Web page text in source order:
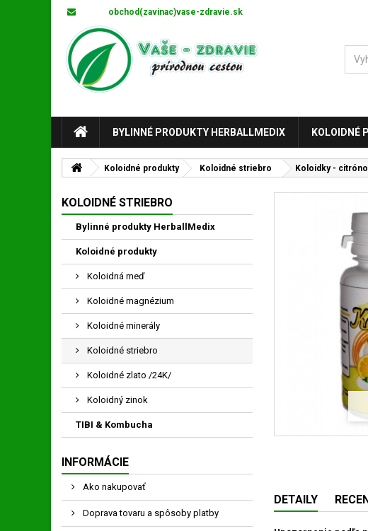
obchod(zavinac)vase-zdravie.sk
BYLINNÉ PRODUKTY HERBALLMEDIX KOLOIDNÉ
Koloidné produkty Koloidné striebro Koloidky -
KOLOIDNÉ STRIEBRO
Bylinné produkty HerballMedix
Koloidné produkty
Koloidná meď
Koloidné magnézium
Koloidné minerály
Koloidné striebro
Koloidné zlato /24K/
Koloidný zinok
TIBI & Kombucha
INFORMÁCIE
Ako nakupovať
Doprava tovaru a spôsoby platby
DETAILY